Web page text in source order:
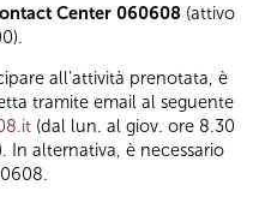
Center 060608 (attivo
all’attività prenotata, è
tramite email al seguente
(dal lun. al giov. ore 8.30
In alternativa, è necessario